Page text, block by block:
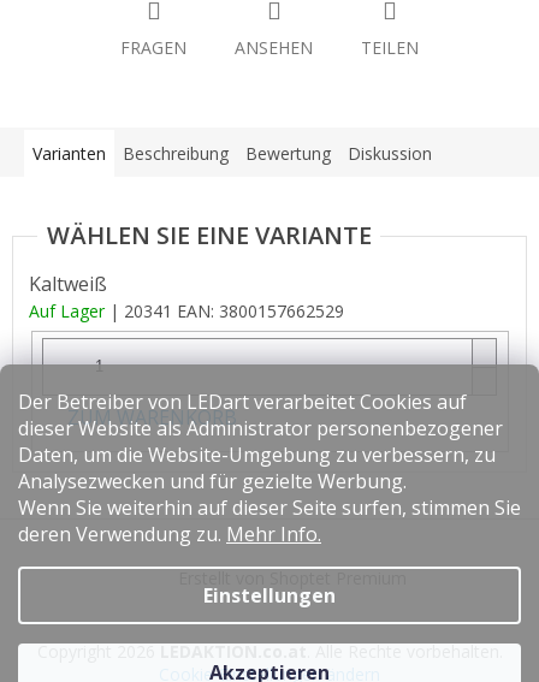
Der Betreiber von LEDart verarbeitet Cookies auf
dieser Website als Administrator personenbezogener
Daten, um die Website-Umgebung zu verbessern, zu
Analysezwecken und für gezielte Werbung.
Wenn Sie weiterhin auf dieser Seite surfen, stimmen Sie
deren Verwendung zu. Mehr Info.
Einstellungen
Akzeptieren
FRAGEN ANSEHEN TEILEN
Varianten Beschreibung Bewertung Diskussion
Kaltweiß
Auf Lager | 20341 EAN: 3800157662529
ZUM WARENKORB
Copyright 2026LEDAKTION.co.at. Alle Rechte vorbehalten.
Cookie-Einstellungen ändern